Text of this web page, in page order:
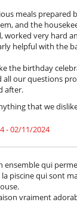
meals prepared
and the
worked very hard
helpful with the
the birthday
all our questions
after.
that we
- 02/11/2024
ensemble qui
piscine qui sont
vraiment